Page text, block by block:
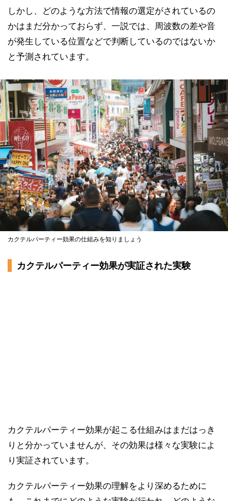
しかし、どのような方法で情報の選定がされているの
かはまだ分かっておらず、一説では、周波数の差や音
が発生している位置などで判断しているのではないか
と予測されています。
カクテルパーティー効果の仕組みを知りましょう
カクテルパーティー効果が実証された実験
カクテルパーティー効果が起こる仕組みはまだはっき
りと分かっていませんが、その効果は様々な実験によ
り実証されています。
カクテルパーティー効果の理解をより深めるために